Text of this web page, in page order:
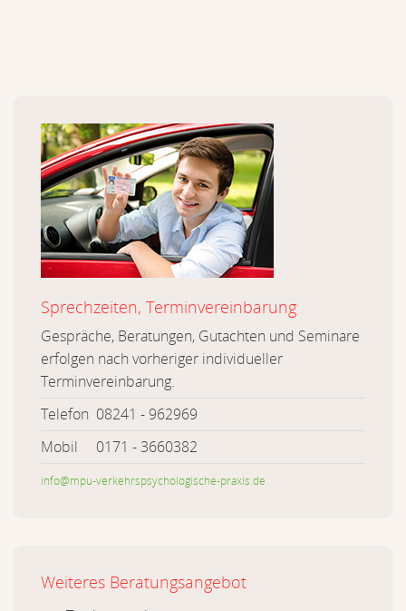
Sprechzeiten, Terminvereinbarung
Gespräche, Beratungen, Gutachten und Seminare
erfolgen nach vorheriger individueller
Terminvereinbarung.
Telefon 08241 - 962969
Mobil 0171 - 3660382
info@mpu-verkehrspsychologische-praxis.de
Weiteres Beratungsangebot